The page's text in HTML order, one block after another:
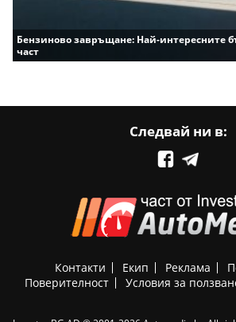
Бензиново завръщане: Най-интересните
част
Следвай ни в:
Контакти Екип Реклама
Поверителност
Условия за